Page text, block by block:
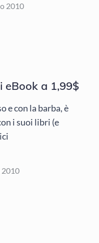
2010
eBook a 1,99$
e con la barba, è
i suoi libri (e
2010